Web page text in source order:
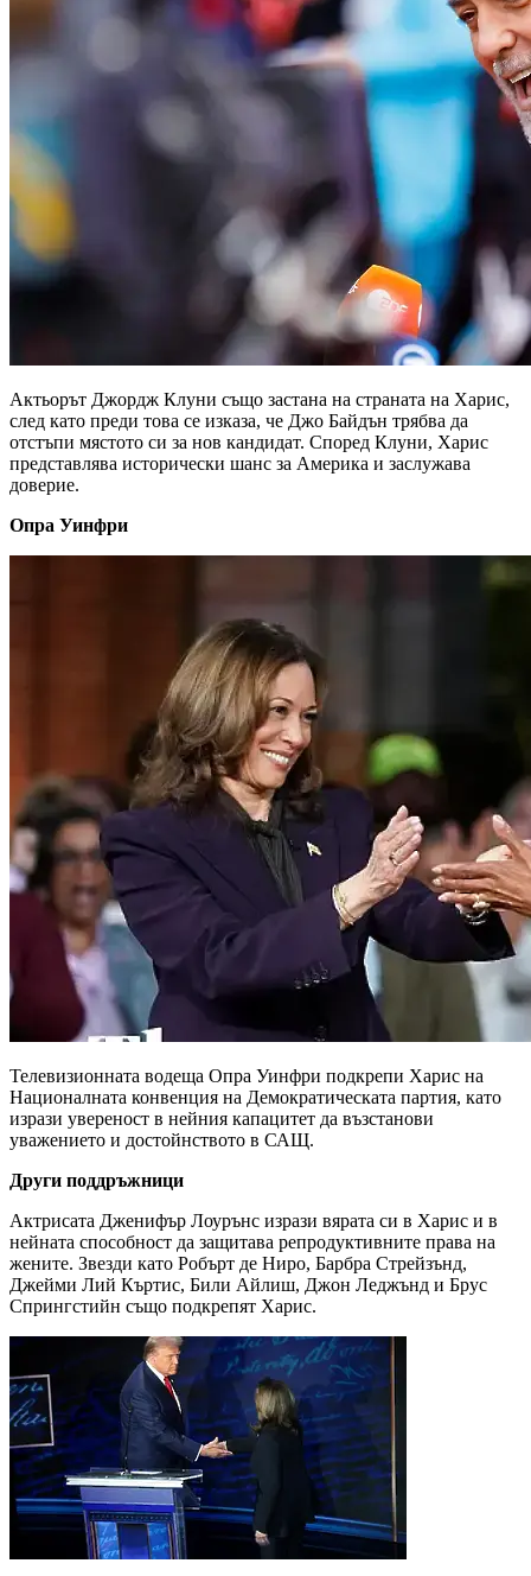
Актьорът Джордж Клуни също застана на страната на Харис,
след като преди това се изказа, че Джо Байдън трябва да
отстъпи мястото си за нов кандидат. Според Клуни, Харис
представлява исторически шанс за Америка и заслужава
доверие.
Опра Уинфри
Телевизионната водеща Опра Уинфри подкрепи Харис на
Националната конвенция на Демократическата партия, като
изрази увереност в нейния капацитет да възстанови
уважението и достойнството в САЩ.
Други поддръжници
Актрисата Дженифър Лоурънс изрази вярата си в Харис и в
нейната способност да защитава репродуктивните права на
жените. Звезди като Робърт де Ниро, Барбра Стрейзънд,
Джейми Лий Къртис, Били Айлиш, Джон Леджънд и Брус
Спрингстийн също подкрепят Харис.